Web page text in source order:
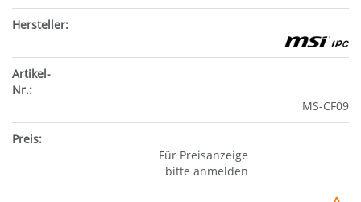
MS-CF09
Für Preisanzeige
bitte anmelden